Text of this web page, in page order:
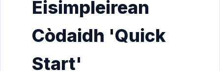
Eisimpleirean
Còdaidh 'Quick
Start'